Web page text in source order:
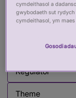
Filter by
cymdeithasol a
gwybodaeth sut rydych
cymdeithasol, ym